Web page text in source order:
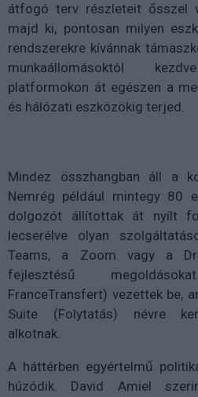
átfogó terv részleteit ősszel
majd ki, pontosan milyen
rendszerekre kívánnak
munkaállomásoktól
platformokon át egészen a
és hálózati eszközökig terjed.
Mindez összhangban áll a
Nemrég például mintegy 80
dolgozót állítottak át nyílt
lecserélve olyan
Teams, a Zoom vagy a
fejlesztésű
FranceTransfert) vezettek be,
Suite (Folytatás) névre
alkotnak.
A háttérben egyértelmű
húzódik. David Amiel